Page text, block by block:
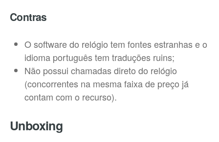
Contras
O software do relógio tem fontes estranhas e o
idioma português tem traduções ruins;
Não possui chamadas direto do relógio
(concorrentes na mesma faixa de preço já
contam com o recurso).
Unboxing